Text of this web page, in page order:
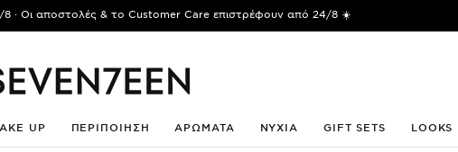
8 · Οι αποστολές & το Customer Care επιστρέφουν από 24/8 ☀️
UP ΠΕΡΙΠΟΙΗΣΗ ΑΡΩΜΑΤΑ ΝΥΧΙΑ GIFT SETS LOOKS